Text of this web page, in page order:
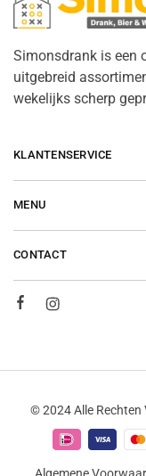
Simonsdrank is een
uitgebreid
wekelijks scherp
KLANTENSERVICE
MENU
CONTACT
© 2024 Alle Rechten
Algemene